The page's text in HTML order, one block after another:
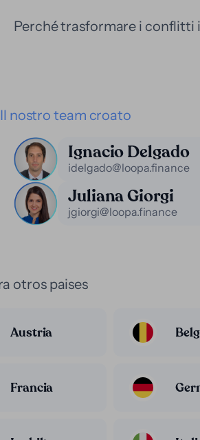
Perché trasformare i conflitti
Il nostro team croato
Ignacio Delgado
idelgado@loopa.finance
Juliana Giorgi
jgiorgi@loopa.finance
otros paises
Austria
Francia